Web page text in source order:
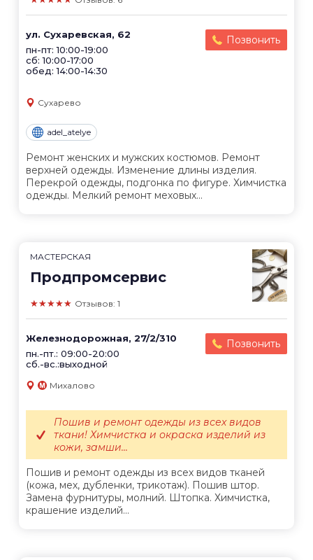
ул. Сухаревская, 62
пн-пт: 10:00-19:00
сб: 10:00-17:00
обед: 14:00-14:30
Позвонить
Сухарево
adel_atelye
Ремонт женских и мужских костюмов. Ремонт
верхней одежды. Изменение длины изделия.
Перекрой одежды, подгонка по фигуре. Химчистка
одежды. Мелкий ремонт меховых...
МАСТЕРСКАЯ
Продпромсервис
★★★★★ Отзывов: 1
Железнодорожная, 27/2/310
пн.-пт.: 09:00-20:00
сб.-вс.:выходной
Позвонить
Михалово
Пошив и ремонт одежды из всех видов тканей
(кожа, мех, дубленки, трикотаж). Пошив штор.
Замена фурнитуры, молний. Штопка. Химчистка,
крашение изделий...
Пошив и ремонт одежды из всех видов
ткани! Химчистка и окраска изделий из
кожи, замши...